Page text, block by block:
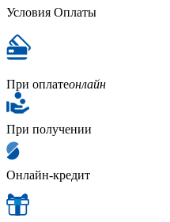
Условия Оплаты
При оплатеонлайн
При получении
Онлайн-кредит